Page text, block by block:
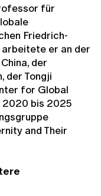
für
Friedrich-
er an der
der
der Tongji
for Global
2020 bis 2025
and Their